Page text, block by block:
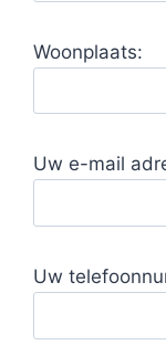
Woonplaats:
Uw e-mail
Uw